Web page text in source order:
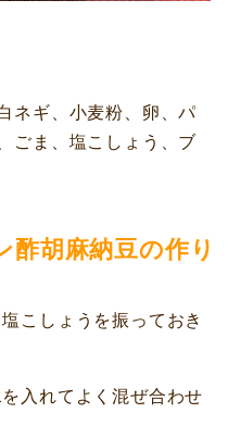
ネギ、小麦粉、卵、パ
ごま、塩こしょう、ブ
酢胡麻納豆の作り
こしょうを振っておき
入れてよく混ぜ合わせ